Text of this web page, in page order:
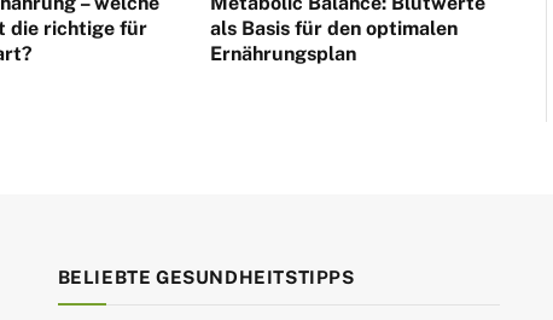
die richtige für
als Basis für den optimalen
Ernährungsplan
BELIEBTE GESUNDHEITSTIPPS